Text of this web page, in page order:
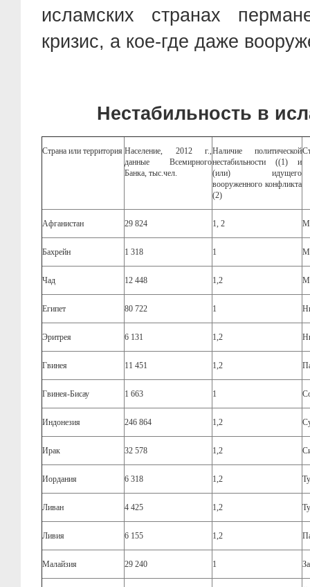
исламских странах
кризис, а кое-где даже
Нестабильность в
Страна или территория Население, 2012 г.,
данные Всемирного
Банка, тыс.чел.
Наличие политической
нестабильности ((1) и
(или) идущего
вооруженного конфликта
(2)
Афганистан 29 824 1, 2
Бахрейн 1 318 1
Чад 12 448 1,2
Египет 80 722 1
Эритрея 6 131 1,2
Гвинея 11 451 1,2
Гвинея-Бисау 1 663 1
Индонезия 246 864 1,2
Ирак 32 578 1,2
Иордания 6 318 1,2
Ливан 4 425 1,2
Ливия 6 155 1,2
Малайзия 29 240 1